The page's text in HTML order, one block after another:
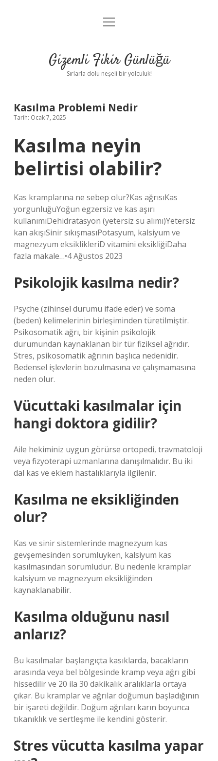
Anasayfa
Yasal Uyarı
menüyü
Gizemli Fikir Günlüğü
Sırlarla dolu neşeli bir yolculuk!
Kasılma Problemi Nedir
Tarih: Ocak 7, 2025
Kasılma neyin
belirtisi olabilir?
Kas kramplarına ne sebep olur?Kas ağrısıKas
yorgunluğuYoğun egzersiz ve kas aşırı
kullanımıDehidratasyon (yetersiz su alımı)Yetersiz
kan akışıSinir sıkışmasıPotasyum, kalsiyum ve
magnezyum eksiklikleriD vitamini eksikliğiDaha
fazla makale…•4 Ağustos 2023
Psikolojik kasılma nedir?
Psyche (zihinsel durumu ifade eder) ve soma
(beden) kelimelerinin birleşiminden türetilmiştir.
Psikosomatik ağrı, bir kişinin psikolojik
durumundan kaynaklanan bir tür fiziksel ağrıdır.
Stres, psikosomatik ağrının başlıca nedenidir.
Bedensel işlevlerin bozulmasına ve çalışmamasına
neden olur.
Vücuttaki kasılmalar için
hangi doktora gidilir?
Aile hekiminiz uygun görürse ortopedi, travmatoloji
veya fizyoterapi uzmanlarına danışılmalıdır. Bu iki
dal kas ve eklem hastalıklarıyla ilgilenir.
Kasılma ne eksikliğinden
olur?
Kas ve sinir sistemlerinde magnezyum kas
gevşemesinden sorumluyken, kalsiyum kas
kasılmasından sorumludur. Bu nedenle kramplar
kalsiyum ve magnezyum eksikliğinden
kaynaklanabilir.
Kasılma olduğunu nasıl
anlarız?
Bu kasılmalar başlangıçta kasıklarda, bacakların
arasında veya bel bölgesinde kramp veya ağrı gibi
hissedilir ve 20 ila 30 dakikalık aralıklarla ortaya
çıkar. Bu kramplar ve ağrılar doğumun başladığının
bir işareti değildir. Doğum ağrıları karın boyunca
tıkanıklık ve sertleşme ile kendini gösterir.
Stres vücutta kasılma yapar